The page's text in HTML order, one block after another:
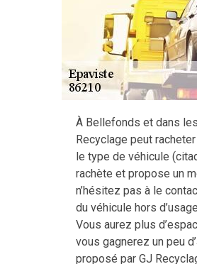
À Bellefonds et dans
Recyclage peut
le type de véhicule
rachète et propose un
n’hésitez pas à le
du véhicule hors
Vous aurez plus
vous gagnerez un peu
proposé par GJ